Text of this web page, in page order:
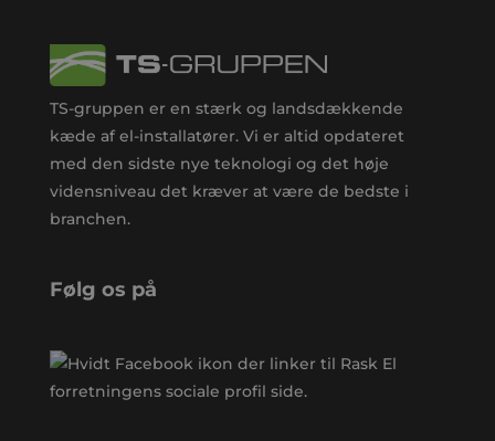
TS-gruppen er en stærk og landsdækkende
kæde af el-installatører. Vi er altid opdateret
med den sidste nye teknologi og det høje
vidensniveau det kræver at være de bedste i
branchen.
Følg os på